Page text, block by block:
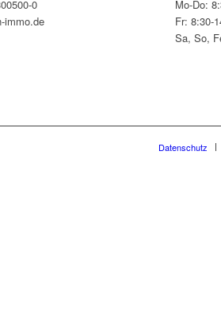
0
immo.de
Mo-Do:
Fr: 8:30-
Sa, So,
Datenschutz